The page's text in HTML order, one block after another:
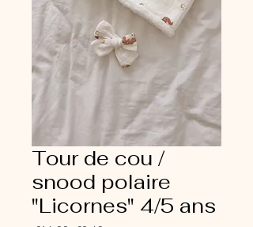
Tour de cou /
snood polaire
"Licornes" 4/5 ans